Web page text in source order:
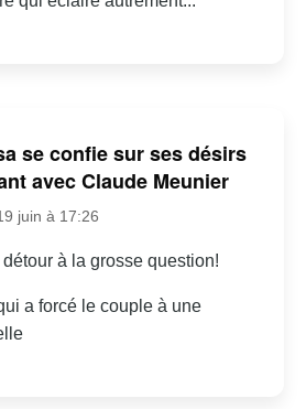
se confie sur ses désirs
avec Claude Meunier
juin à 17:26
à la grosse question!
a forcé le couple à une